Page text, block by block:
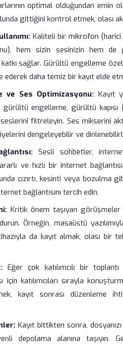
optimal olduğundan emin
gittiğini kontrol etmek, olası
Kaliteli bir mikrofon
hem sizin sesinizin hem de
sağlar. Gürültü engelleme
daha temiz bir kayıt elde
ve Ses Optimizasyonu: Kayıt
gürültü engelleme, gürültü
filtreleyin. Ses mikserini
dengeleyebilir ve
Sesli sohbetler,
ve hızlı bir internet
cızırtı, kesinti veya bozulma
bağlantısını tercih edin.
Kritik önem taşıyan
Örneğin, masaüstü
da kayıt almak, olası bir
Eğer çok katılımcılı bir
için katılımcıları sırayla
kayıt sonrası düzenleme
Kayıt bittikten sonra,
depolama alanına taşıyın.